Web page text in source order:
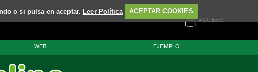
o si pulsa en aceptar. Leer Política ACEPTAR COOKIES
ACCESO
WEB EJEMPLO